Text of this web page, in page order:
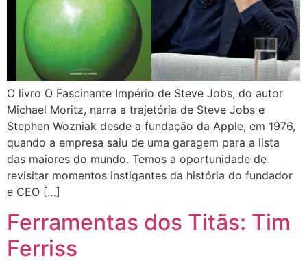
O livro O Fascinante Império de Steve Jobs, do autor
Michael Moritz, narra a trajetória de Steve Jobs e
Stephen Wozniak desde a fundação da Apple, em 1976,
quando a empresa saiu de uma garagem para a lista
das maiores do mundo. Temos a oportunidade de
revisitar momentos instigantes da história do fundador
e CEO […]
Ferramentas dos Titãs: Tim
Ferriss